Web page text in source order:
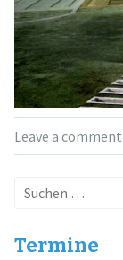
Leave a comment
Suchen
Termine